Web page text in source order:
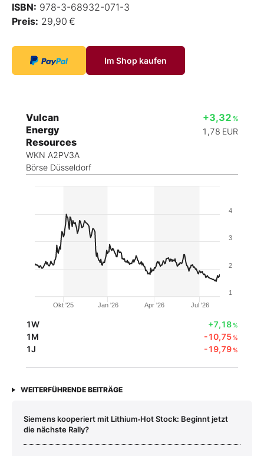
ISBN: 978-3-68932-071-3
Preis: 29,90 €
Im Shop kaufen
Vulcan
Energy
Resources
WKN A2PV3A
Börse Düsseldorf
+3,32 %
1,78 EUR
Okt '25 Jan '26 Apr '26 Jul '26
1
2
3
4
1W +7,18%
1M -10,75%
1J -19,79%
WEITERFÜHRENDE BEITRÄGE
Siemens kooperiert mit Lithium‑Hot Stock: Beginnt jetzt
die nächste Rally?